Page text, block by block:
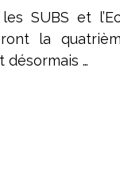
SUBS et
la
désormais …